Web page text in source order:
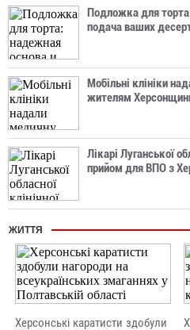
Подложка для
подача ваших
Мобільні клініки
жителям
Лікарі Луганської
прийом для ВПО з
ЖИТТЯ
Херсонські каратисти здобули